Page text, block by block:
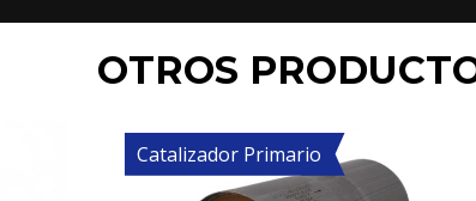
OTROS
Catalizador Primario